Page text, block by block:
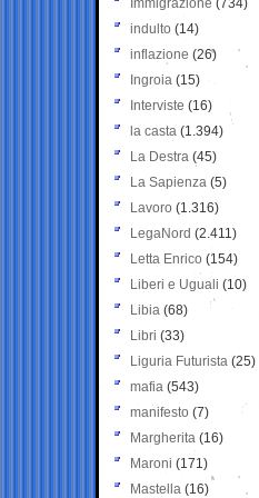
Immigrazione (734)
indulto (14)
inflazione (26)
Ingroia (15)
Interviste (16)
la casta (1.394)
La Destra (45)
La Sapienza (5)
Lavoro (1.316)
LegaNord (2.411)
Letta Enrico (154)
Liberi e Uguali (10)
Libia (68)
Libri (33)
Liguria Futurista (25)
mafia (543)
manifesto (7)
Margherita (16)
Maroni (171)
Mastella (16)